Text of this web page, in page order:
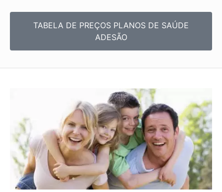
TABELA DE PREÇOS PLANOS DE SAÚDE
ADESÃO